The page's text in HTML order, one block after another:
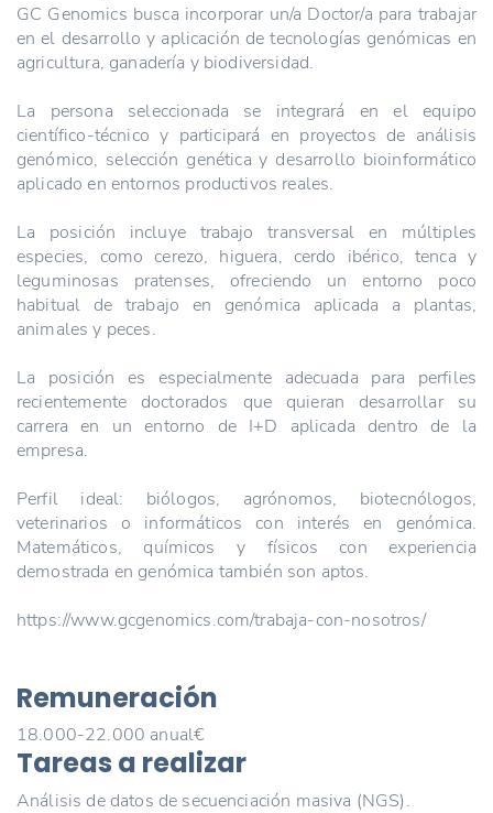
GC Genomics busca incorporar un/a Doctor/a para trabajar
en el desarrollo y aplicación de tecnologías genómicas en
agricultura, ganadería y biodiversidad.
La persona seleccionada se integrará en el equipo
científico-técnico y participará en proyectos de análisis
genómico, selección genética y desarrollo bioinformático
aplicado en entornos productivos reales.
La posición incluye trabajo transversal en múltiples
especies, como cerezo, higuera, cerdo ibérico, tenca y
leguminosas pratenses, ofreciendo un entorno poco
habitual de trabajo en genómica aplicada a plantas,
animales y peces.
La posición es especialmente adecuada para perfiles
recientemente doctorados que quieran desarrollar su
carrera en un entorno de I+D aplicada dentro de la
empresa.
Perfil ideal: biólogos, agrónomos, biotecnólogos,
veterinarios o informáticos con interés en genómica.
Matemáticos, químicos y físicos con experiencia
demostrada en genómica también son aptos.
https://www.gcgenomics.com/trabaja-con-nosotros/
Remuneración
18.000-22.000 anual€
Tareas a realizar
Análisis de datos de secuenciación masiva (NGS).